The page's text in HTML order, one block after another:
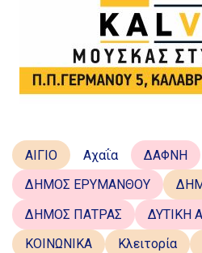
ΑΙΓΙΟ Αχαΐα
ΔΑΦΝΗ
ΔΗΜΟΣ ΕΡΥΜΑΝΘΟΥ
ΔΗΜΟΣ ΠΑΤΡΑΣ
ΔΥΤΙΚΗ
ΚΟΙΝΩΝΙΚΑ
Κλειτορία